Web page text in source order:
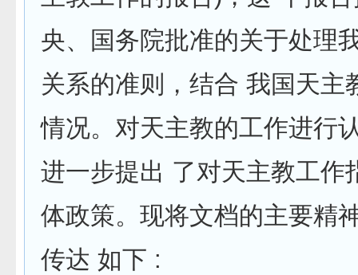
央、国务院批准的关于处理
关系的准则，结合 我国天主
情况。对天主教的工作进行
进一步提出 了对天主教工作
体政策。现将文档的主要精
传达 如下 :